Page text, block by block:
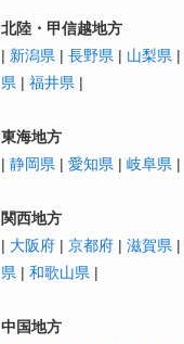
北陸・ 甲信越地方
| 新潟県 | 長野県 | 山梨県 |
県 | 福井県 |
東海地方
| 静岡県 | 愛知県 | 岐阜県 |
関西地方
| 大阪府 | 京都府 | 滋賀県 |
県 | 和歌山県 |
中国地方